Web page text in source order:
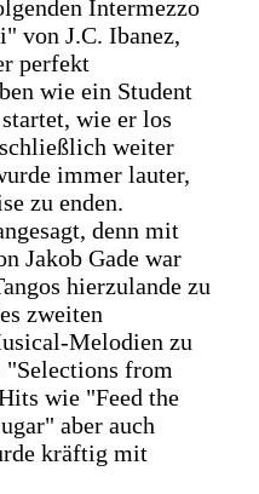
Intermezzo
von J.C. Ibanez,
perfekt
wie ein Student
wie er los
weiter
immer lauter,
zu enden.
denn mit
Jakob Gade war
hierzulande zu
zweiten
Melodien zu
"Selections from
wie "Feed the
aber auch
kräftig mit